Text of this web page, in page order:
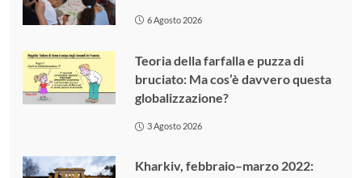
6 Agosto 2026
Teoria della farfalla e puzza di
bruciato: Ma cos’è davvero questa
globalizzazione?
3 Agosto 2026
Kharkiv, febbraio–marzo 2022: